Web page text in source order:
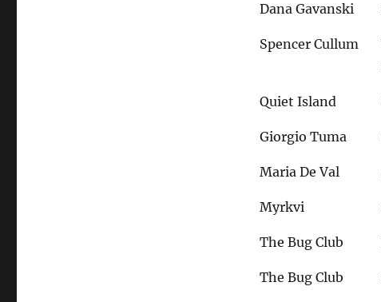
Dana Gavanski
Spencer Cullum
Quiet Island
Giorgio Tuma
Maria De Val
Myrkvi
The Bug Club
The Bug Club